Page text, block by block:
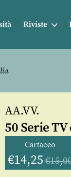
Riviste
AA.VV.
50 Serie
Cartaceo
€14,25 €